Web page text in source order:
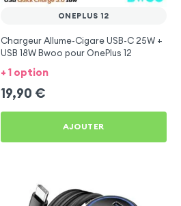
ONEPLUS 12
Chargeur Allume-Cigare USB-C 25W +
USB 18W Bwoo pour OnePlus 12
+ 1 option
19,90 €
AJOUTER